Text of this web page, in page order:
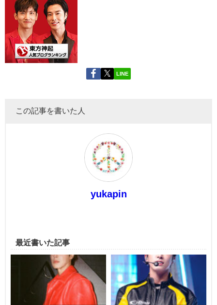
LINE
この記事を書いた人
yukapin
最近書いた記事